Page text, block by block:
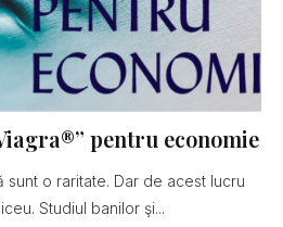
pentru economie
sunt o raritate. Dar de acest lucru
Studiul banilor şi...